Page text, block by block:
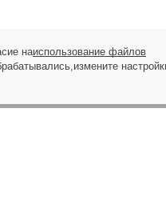
наиспользование файлов